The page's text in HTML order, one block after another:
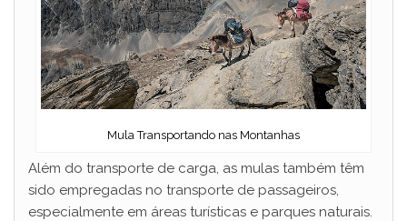
e
o
Mula Transportando nas Montanhas
Além do transporte de carga, as mulas também têm
sido empregadas no transporte de passageiros,
especialmente em áreas turísticas e parques naturais.